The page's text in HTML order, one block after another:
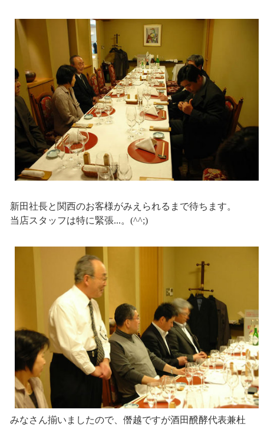
新田社長と関西のお客様がみえられるまで待ちます。
当店スタッフは特に緊張...。(^^;)
みなさん揃いましたので、僭越ですが酒田醗酵代表兼杜